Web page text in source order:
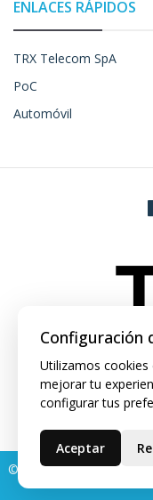
ENLACES RÁPIDOS
TRX Telecom SpA
PoC
Automóvil
© 2026 TRX Market.
Configuración
Utilizamos cookies
mejorar tu
configurar tus
Aceptar